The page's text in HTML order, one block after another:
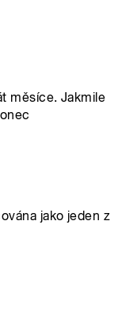
měsíce. Jakmile
jako jeden z